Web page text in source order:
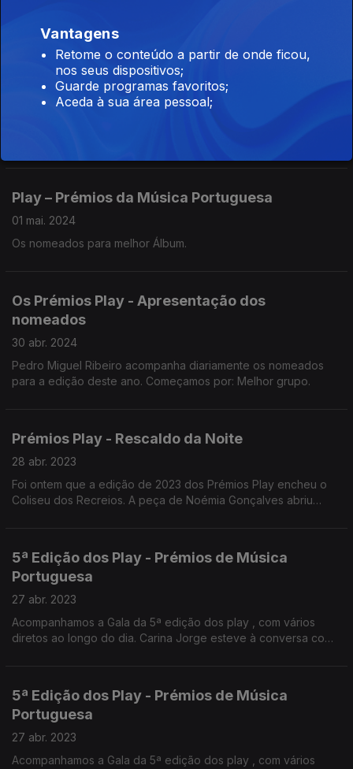
Nomeados para melhor artista feminino.
Play – Prémios da Música Portuguesa
Play – Prémios da Música Portuguesa
01 mai. 2024
Os nomeados para melhor Álbum.
Os Prémios Play - Apresentação dos
nomeados
30 abr. 2024
Pedro Miguel Ribeiro acompanha diariamente os nomeados
para a edição deste ano. Começamos por: Melhor grupo.
Prémios Play - Rescaldo da Noite
28 abr. 2023
Foi ontem que a edição de 2023 dos Prémios Play encheu o
Coliseu dos Recreios. A peça de Noémia Gonçalves abriu
5ª Edição dos Play - Prémios de Música
Portuguesa
27 abr. 2023
Acompanhamos a Gala da 5ª edição dos play , com vários
diretos ao longo do dia. Carina Jorge esteve à conversa com
5ª Edição dos Play - Prémios de Música
Portuguesa
27 abr. 2023
Acompanhamos a Gala da 5ª edição dos play , com vários
Vantagens
Retome o conteúdo a partir de onde ficou,
nos seus dispositivos;
Guarde programas favoritos;
Aceda à sua área pessoal;